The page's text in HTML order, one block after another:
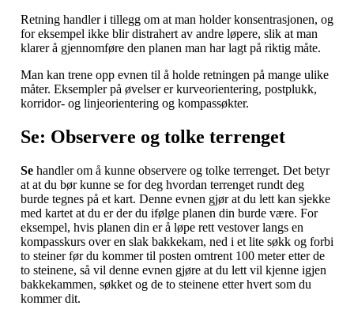
Retning handler i tillegg om at man holder konsentrasjonen, og
for eksempel ikke blir distrahert av andre løpere, slik at man
klarer å gjennomføre den planen man har lagt på riktig måte.
Man kan trene opp evnen til å holde retningen på mange ulike
måter. Eksempler på øvelser er kurveorientering, postplukk,
korridor- og linjeorientering og kompassøkter.
Se: Observere og tolke terrenget
Se handler om å kunne observere og tolke terrenget. Det betyr
at at du bør kunne se for deg hvordan terrenget rundt deg
burde tegnes på et kart. Denne evnen gjør at du lett kan sjekke
med kartet at du er der du ifølge planen din burde være. For
eksempel, hvis planen din er å løpe rett vestover langs en
kompasskurs over en slak bakkekam, ned i et lite søkk og forbi
to steiner før du kommer til posten omtrent 100 meter etter de
to steinene, så vil denne evnen gjøre at du lett vil kjenne igjen
bakkekammen, søkket og de to steinene etter hvert som du
kommer dit.